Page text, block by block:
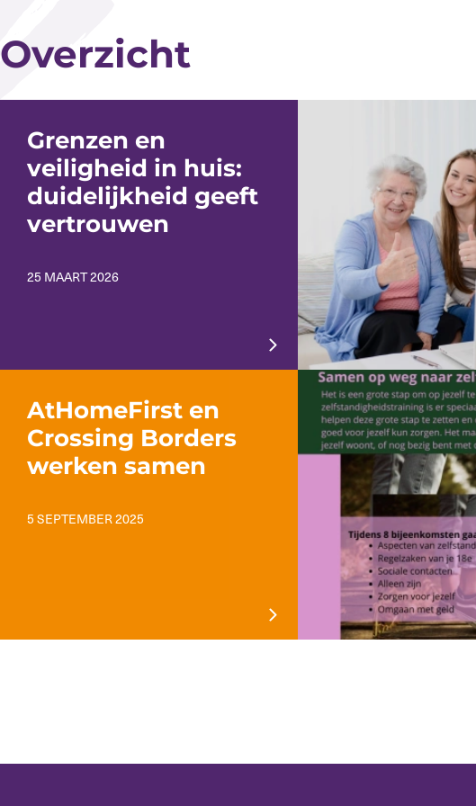
Overzicht
Grenzen en
veiligheid in huis:
duidelijkheid geeft
vertrouwen
25 MAART 2026
AtHomeFirst en
Crossing Borders
werken samen
5 SEPTEMBER 2025